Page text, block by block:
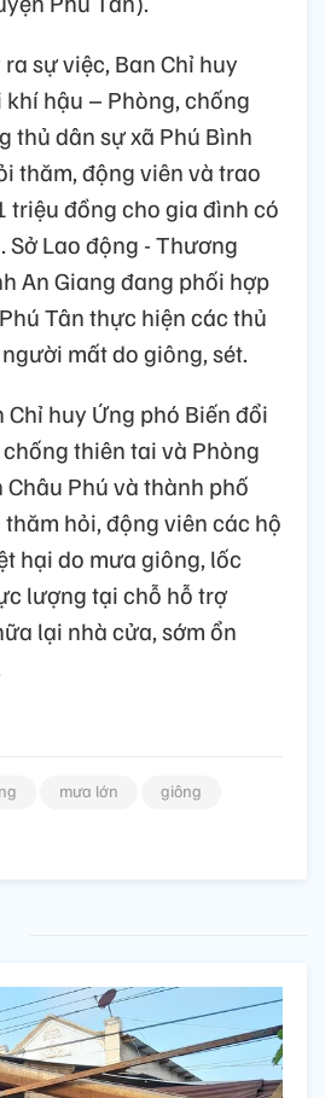
sự việc, Ban Chỉ huy
hậu – Phòng, chống
thủ dân sự xã Phú Bình
thăm, động viên và trao
triệu đồng cho gia đình có
Lao động - Thương
An Giang đang phối hợp
Tân thực hiện các thủ
mất do giông, sét.
Chỉ huy Ứng phó Biến đổi
thiên tai và Phòng
Phú và thành phố
hỏi, động viên các hộ
hại do mưa giông, lốc
lượng tại chỗ hỗ trợ
lại nhà cửa, sớm ổn
mưa lớn
giông